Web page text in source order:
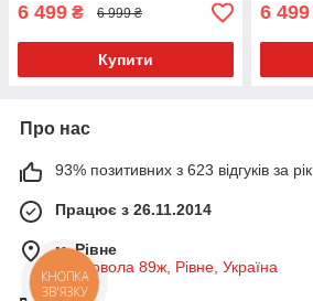
6 499 ₴ 6 999 ₴
Купити
6 499
Про нас
93% позитивних з 623 відгуків за рік
Працює з 26.11.2014
м. Рівне
Чорновола 89ж, Рівне, Україна
КНОПКА
ЗВ'ЯЗКУ